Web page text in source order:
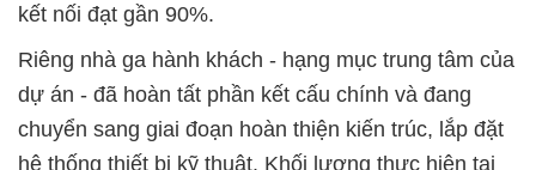
kết nối đạt gần 90%.
Riêng nhà ga hành khách - hạng mục trung tâm của
dự án - đã hoàn tất phần kết cấu chính và đang
chuyển sang giai đoạn hoàn thiện kiến trúc, lắp đặt
hệ thống thiết bị kỹ thuật. Khối lượng thực hiện tại